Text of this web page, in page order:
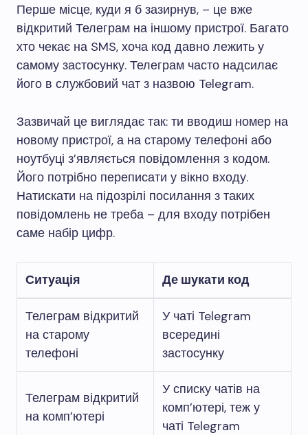
Перше місце, куди я б зазирнув, – це вже
відкритий Телеграм на іншому пристрої. Багато
хто чекає на SMS, хоча код давно лежить у
самому застосунку. Телеграм часто надсилає
його в службовий чат з назвою Telegram.
Зазвичай це виглядає так: ти вводиш номер на
новому пристрої, а на старому телефоні або
ноутбуці з’являється повідомлення з кодом.
Його потрібно переписати у вікно входу.
Натискати на підозрілі посилання з таких
повідомлень не треба – для входу потрібен
саме набір цифр.
Ситуація Де шукати код
Телеграм відкритий
на старому
телефоні
У чаті Telegram
всередині
застосунку
Телеграм відкритий
на комп’ютері
У списку чатів на
комп’ютері, теж у
чаті Telegram